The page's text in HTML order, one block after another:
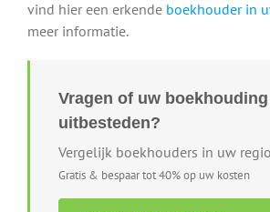
vind hier een erkende boekhouder in
meer informatie.
Vragen of uw boekhouding
uitbesteden?
Vergelijk boekhouders in uw regio
Gratis & bespaar tot 40% op uw kosten